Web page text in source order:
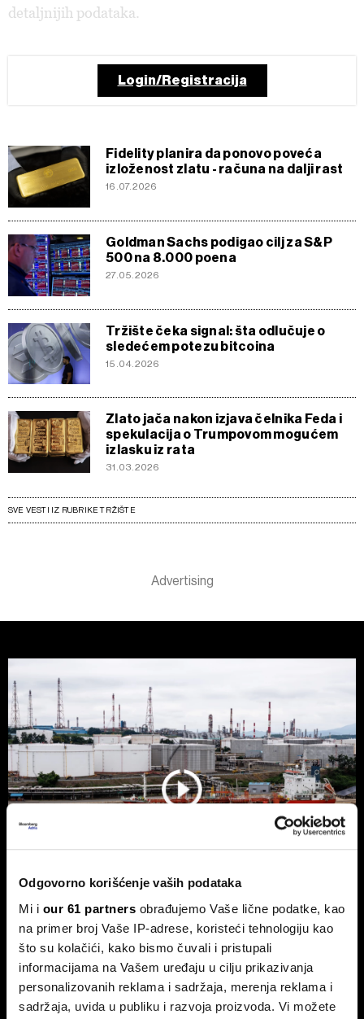
Odgovorno korišćenje vaših podataka
Mi i our 61 partners obrađujemo Vaše lične podatke, kao
na primer broj Vaše IP-adrese, koristeći tehnologiju kao
što su kolačići, kako bismo čuvali i pristupali
informacijama na Vašem uređaju u cilju prikazivanja
personalizovanih reklama i sadržaja, merenja reklama i
sadržaja, uvida u publiku i razvoja proizvoda. Vi možete
detaljnijih podataka.
Login/Registracija
Fidelity planira da ponovo poveća
izloženost zlatu - računa na dalji rast
16.07.2026
Goldman Sachs podigao cilj za S&P
500 na 8.000 poena
27.05.2026
Tržište čeka signal: šta odlučuje o
sledećem potezu bitcoina
15.04.2026
Zlato jača nakon izjava čelnika Feda i
spekulacija o Trumpovom mogućem
izlasku iz rata
31.03.2026
SVE VESTI IZ RUBRIKE TRŽIŠTE
Nafta ponovo raste nakon Trumpove
poruke Iranu
Cene nafte porasle su nakon najvećeg dnevnog pada u
poslednjih nedelju dana, pošto je predsednik SAD Donald
Trump izjavio da je Teheranu ponudio 'poslednju priliku' za